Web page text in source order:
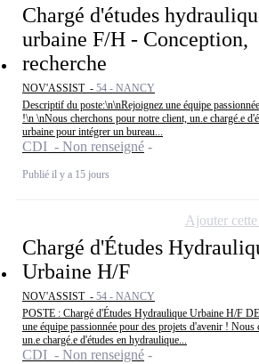
Chargé d'études
urbaine F/H - Conception,
recherche
NOV'ASSIST - 54 - NANCY
Descriptif du poste:\n\nRejoignez une équipe
!\n \nNous cherchons pour notre client, un.e chargé.e
urbaine pour intégrer un bureau...
CDI - Non renseigné
Publié il y a 15 jours
Chargé d'Études
Urbaine H/F
NOV'ASSIST - 54 - NANCY
POSTE : Chargé d'Études Hydraulique Urbaine H/F
une équipe passionnée pour des projets d'avenir !
un.e chargé.e d'études en hydraulique...
CDI - Non renseigné
Ajouter